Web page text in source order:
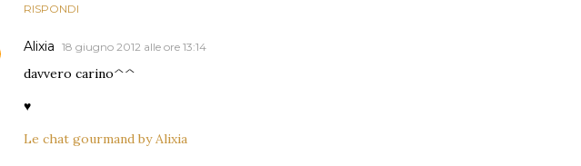
RISPONDI
Alixia 18 giugno 2012 alle ore 13:14
davvero carino^^
♥
Le chat gourmand by Alixia